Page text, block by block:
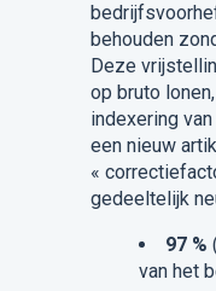
behouden
Deze
op bruto
indexering
een nieuw
«
gedeeltelijk
97 %
van het